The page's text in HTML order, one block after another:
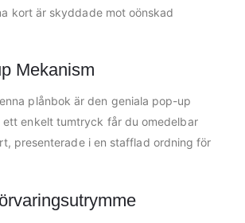
kort är skyddade mot oönskad
Mekanism
plånbok är den geniala pop-up
ett enkelt tumtryck får du omedelbar
presenterade i en stafflad ordning för